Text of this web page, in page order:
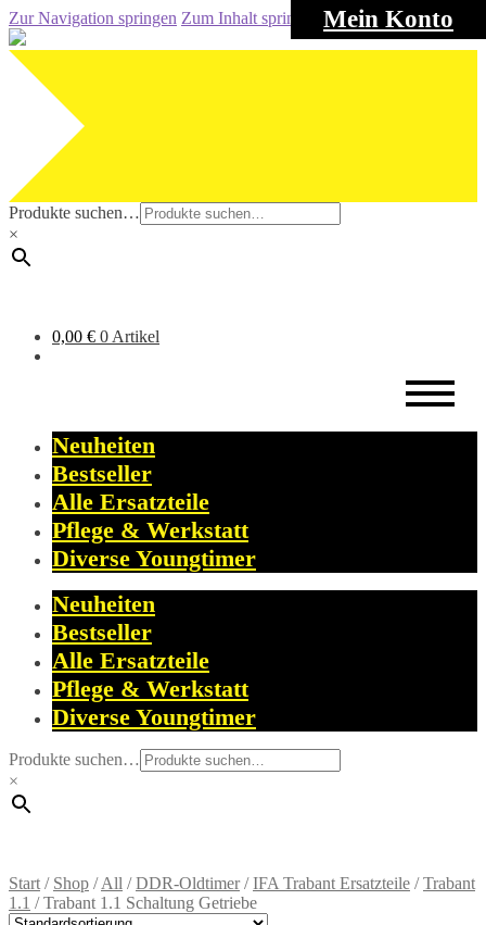
Mein Konto
Zur Navigation springen Zum Inhalt springen
Produkte suchen…
×
0,00 € 0 Artikel
Neuheiten
Bestseller
Alle Ersatzteile
Pflege & Werkstatt
Diverse Youngtimer
Neuheiten
Bestseller
Alle Ersatzteile
Pflege & Werkstatt
Diverse Youngtimer
Produkte suchen…
×
Start / Shop /All /DDR-Oldtimer/IFA Trabant Ersatzteile /Trabant
1.1 /Trabant 1.1 Schaltung Getriebe